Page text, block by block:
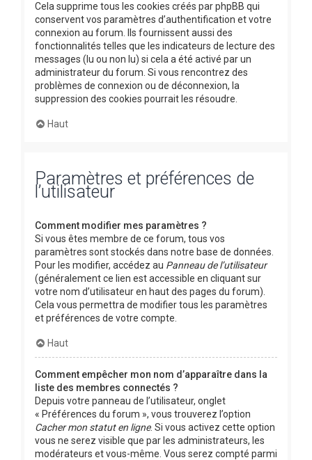
Cela supprime tous les cookies créés par phpBB qui
conservent vos paramètres d’authentification et votre
connexion au forum. Ils fournissent aussi des
fonctionnalités telles que les indicateurs de lecture des
messages (lu ou non lu) si cela a été activé par un
administrateur du forum. Si vous rencontrez des
problèmes de connexion ou de déconnexion, la
suppression des cookies pourrait les résoudre.
Haut
Paramètres et préférences de
l’utilisateur
Comment modifier mes paramètres ?
Si vous êtes membre de ce forum, tous vos
paramètres sont stockés dans notre base de données.
Pour les modifier, accédez au Panneau de l’utilisateur
(généralement ce lien est accessible en cliquant sur
votre nom d’utilisateur en haut des pages du forum).
Cela vous permettra de modifier tous les paramètres
et préférences de votre compte.
Haut
Comment empêcher mon nom d’apparaître dans la
liste des membres connectés ?
Depuis votre panneau de l’utilisateur, onglet
« Préférences du forum », vous trouverez l’option
Cacher mon statut en ligne. Si vous activez cette option
vous ne serez visible que par les administrateurs, les
modérateurs et vous-même. Vous serez compté parmi